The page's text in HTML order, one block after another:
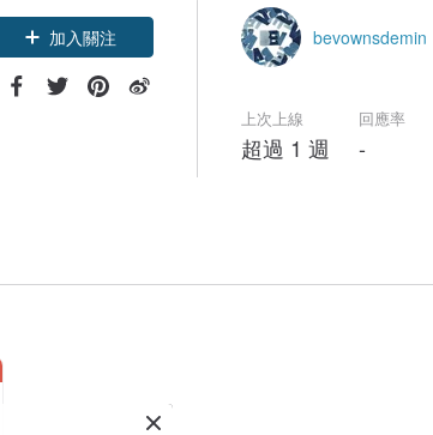
加入關注 bevownsdemin
上次上線
超過 1 週
回應率
-